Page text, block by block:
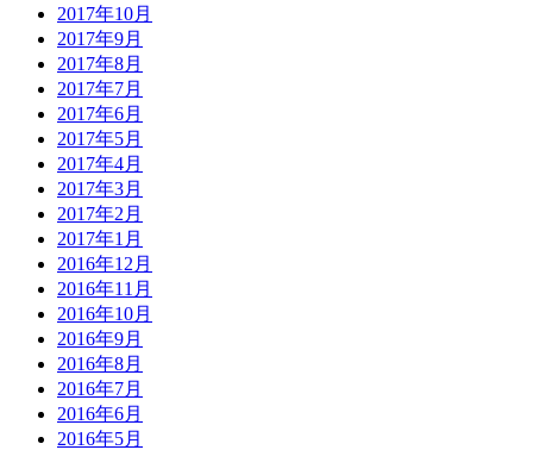
2017年10月
2017年9月
2017年8月
2017年7月
2017年6月
2017年5月
2017年4月
2017年3月
2017年2月
2017年1月
2016年12月
2016年11月
2016年10月
2016年9月
2016年8月
2016年7月
2016年6月
2016年5月